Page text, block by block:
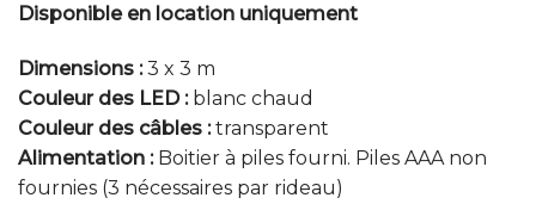
Disponible en location uniquement
Dimensions :3 x 3 m
Couleur des LED :blanc chaud
Couleur des câbles :transparent
Alimentation :Boitier à piles fourni. Piles AAA non
fournies (3 nécessaires par rideau)